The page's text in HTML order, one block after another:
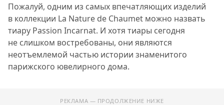
Пожалуй, одним из самых впечатляющих изделий
в коллекции La Nature de Chaumet можно назвать
тиару Passion Incarnat. И хотя тиары сегодня
не слишком востребованы, они являются
неотъемлемой частью истории знаменитого
парижского ювелирного дома.
РЕКЛАМА — ПРОДОЛЖЕНИЕ НИЖЕ